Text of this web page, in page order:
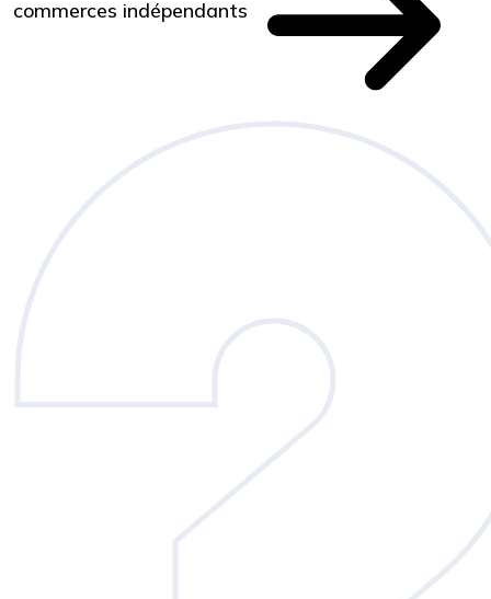
commerces indépendants